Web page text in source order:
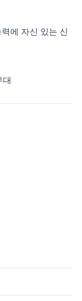
에 자신 있는 신
대